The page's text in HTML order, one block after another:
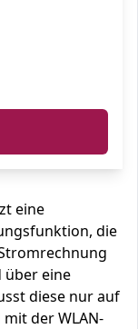
eine
die
über eine
diese nur auf
der WLAN-